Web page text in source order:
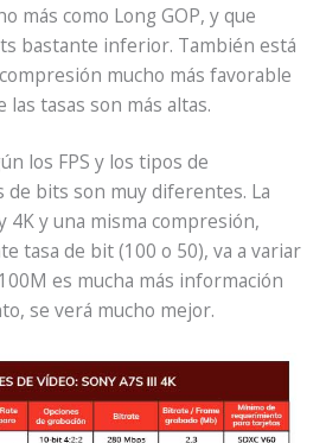
más como Long GOP, y que
bastante inferior. También está
mucho más favorable
las tasas son más altas.
los FPS y los tipos de
de bits son muy diferentes. La
4K y una misma compresión,
tasa de bit (100 o 50), va a variar
es mucha más información
se verá mucho mejor.